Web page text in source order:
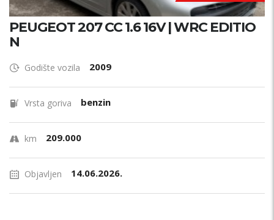
PEUGEOT 207 CC 1.6 16V | WRC EDITIO
N
Godište vozila 2009
Vrsta goriva benzin
km 209.000
Objavljen 14.06.2026.